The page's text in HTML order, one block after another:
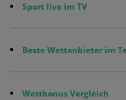
Sport live im TV
Beste Wettanbieter im
Wettbonus Vergleich